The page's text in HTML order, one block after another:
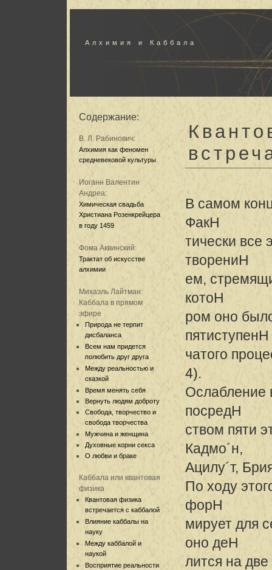
Алхимия и Каббала
Содержание:
В. Л. Рабинович:
Алхимия как феномен
средневековой культуры
Иоганн Валентин
Андреа:
Химическая свадьба
Христиана Розенкрейцера
в году 1459
Фома Аквинский:
Трактат об искусстве
алхимии
Михаэль Лайтман:
Каббала в прямом
эфире
Природа не терпит
дисбаланса
Всем нам придется
полюбить друг друга
Между реальностью и
сказкой
Время менять себя
Вернуть людям доброту
Свобода, творчество и
свобода творчества
Мужчина и женщина
Духовные корни секса
О любви и браке
Каббала или квантовая
физика
Квантовая физика
встречается с каббалой
Влияние каббалы на
науку
Между каббалой и
наукой
Восприятие реальности
В самом
ФакH
тически все
творениH
ем,
котоH
ром оно
пятиступенH
чатого
4).
Ослабление
посредH
ством пяти
Кадмо´н,
Ацилу´т,
По ходу
форH
мирует для
оно деH
лится на